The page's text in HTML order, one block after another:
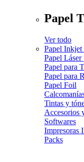
Papel
Ver todo
Papel Inkjet
Papel Láser
Papel para
Papel para
Papel Foil
Tintas y
Accesorios
Softwares
Impresoras
Packs